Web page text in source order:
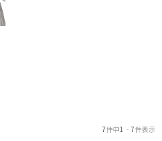
7件中1 - 7件表示